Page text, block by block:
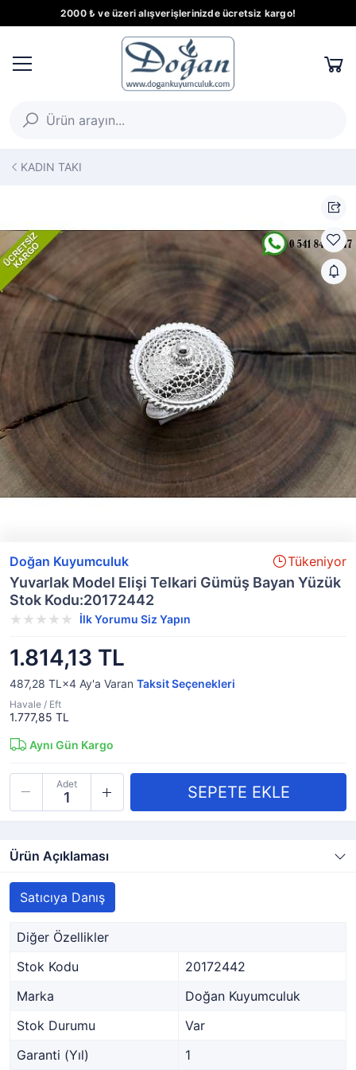
2000 ₺ ve üzeri alışverişlerinizde ücretsiz kargo!
KADIN TAKI
Doğan Kuyumculuk Tükeniyor
Yuvarlak Model Elişi Telkari Gümüş Bayan Yüzük
Stok Kodu:20172442
İlk Yorumu Siz Yapın
1.814,13 TL
487,28 TL×4 Ay'a Varan Taksit Seçenekleri
Havale / Eft
1.777,85 TL
Aynı Gün Kargo
Adet
Ürün Açıklaması
Satıcıya Danış
Diğer Özellikler
Stok Kodu
20172442
Marka
Doğan Kuyumculuk
Stok Durumu
Var
Garanti (Yıl)
1